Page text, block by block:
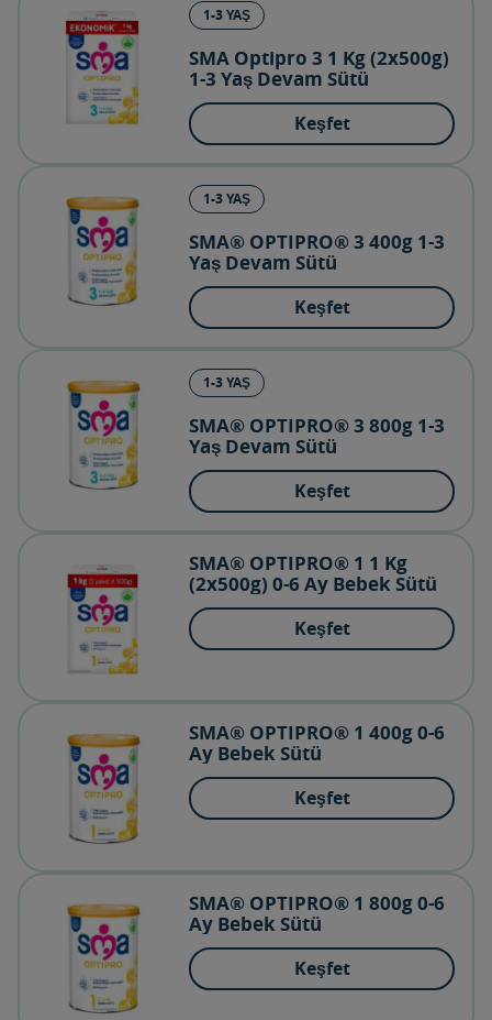
1-3 YAŞ
SMA Optipro 3 1 Kg (2x500g)
1-3 Yaş Devam Sütü
Keşfet
1-3 YAŞ
SMA® OPTIPRO® 3 400g 1-3
Yaş Devam Sütü
Keşfet
1-3 YAŞ
SMA® OPTIPRO® 3 800g 1-3
Yaş Devam Sütü
Keşfet
SMA® OPTIPRO® 1 1 Kg
(2x500g) 0-6 Ay Bebek Sütü
Keşfet
SMA® OPTIPRO® 1 400g 0-6
Ay Bebek Sütü
Keşfet
SMA® OPTIPRO® 1 800g 0-6
Ay Bebek Sütü
Keşfet